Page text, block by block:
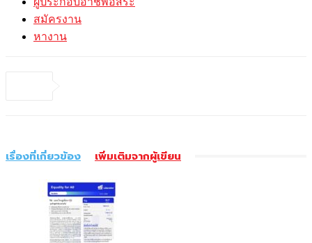
สมัครงาน
หางาน
เรื่องที่เกี่ยวข้อง เพิ่มเติมจากผู้เขียน